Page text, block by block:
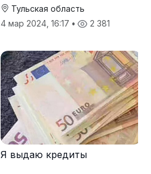
Тульская область
4 мар 2024, 16:17 • 2 381
Я выдаю кредиты